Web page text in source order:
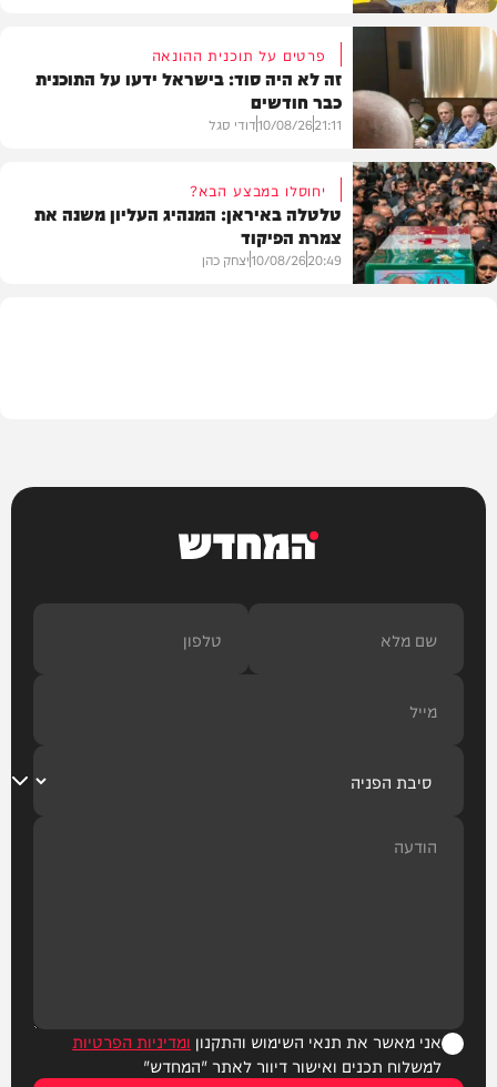
צבא וביטחון
צבא וביטחון
פרטים על תוכנית ההונאה
זה לא היה סוד: בישראל ידעו על התוכנית
כבר חודשים
21:11
10/08/26דודי סגל
יחוסלו במבצע הבא?
טלטלה באיראן: המנהיג העליון משנה את
צמרת הפיקוד
20:49
10/08/26יצחק כהן
המחדש
אני מאשר את תנאי השימוש והתקנון ומדיניות הפרטיות
למשלוח תכנים ואישור דיוור לאתר "המחדש"